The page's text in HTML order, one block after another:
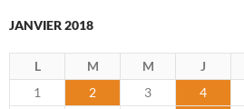
JANVIER 2018
L M M J
1
2 3 4